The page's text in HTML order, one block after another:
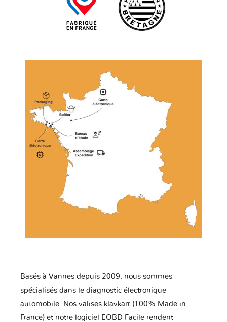
Basés à Vannes depuis 2009, nous sommes
spécialisés dans le diagnostic électronique
automobile. Nos valises klavkarr (100% Made in
France) et notre logiciel EOBD Facile rendent